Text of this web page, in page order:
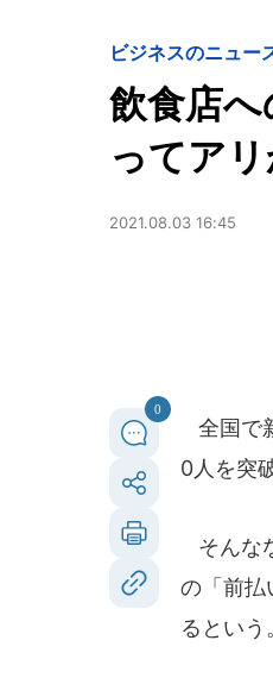
ビジネスのニュー
飲食店
ってア
2021.08.03 16:45
0
全国で
0人を突
そんな
の「前払
るという